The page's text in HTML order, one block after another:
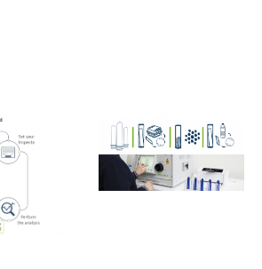
frequency and rapid results
в лабораторию.
испытание на анализаторе
со сроками производства с
оперативных
Анализ осуществляется